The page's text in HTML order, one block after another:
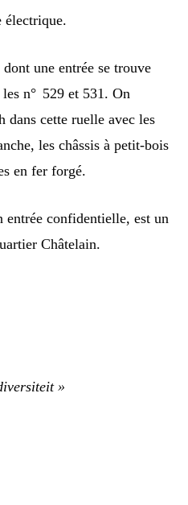
électrique.
dont une entrée se trouve
les n° 529 et 531. On
dans cette ruelle avec les
les châssis à petit-bois
en fer forgé.
entrée confidentielle, est un
Châtelain.
»